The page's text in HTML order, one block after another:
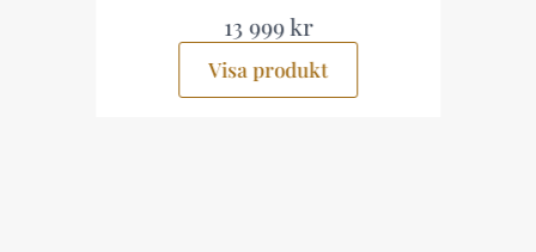
13 999 kr
Visa produkt